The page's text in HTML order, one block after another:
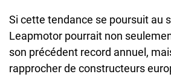
Si cette tendance se poursuit au
Leapmotor pourrait non
son précédent record annuel,
rapprocher de constructeurs